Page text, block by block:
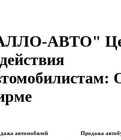
АВТО"
автомобилей
Продажа